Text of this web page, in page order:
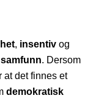
, insentiv og
samfunn. Dersom
at det finnes et
demokratisk